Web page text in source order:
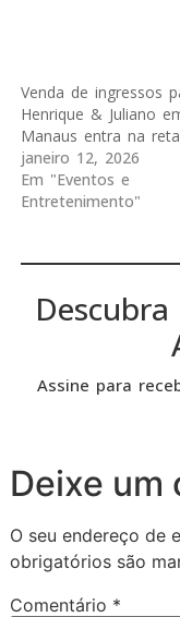
Venda de ingressos
Henrique & Juliano
Manaus entra na
janeiro 12, 2026
Em "Eventos e
Entretenimento"
Assine para
Deixe um
O seu endereço de
obrigatórios são
Comentário *